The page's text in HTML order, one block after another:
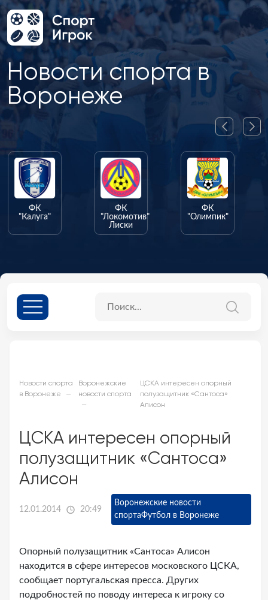
Новости спорта в
Воронеже
ФК
"Калуга"
ФК
"Локомотив"
Лиски
ФК
"Олимпик"
Новости спорта
в Воронеже
Воронежские
новости спорта
ЦСКА интересен опорный
полузащитник «Сантоса»
Алисон
ЦСКА интересен опорный
полузащитник «Сантоса»
Алисон
12.01.2014 20:49
Воронежские новости
спортаФутбол в Воронеже
Опорный полузащитник «Сантоса» Алисон
находится в сфере интересов московского ЦСКА,
сообщает португальская пресса. Других
подробностей по поводу интереса к игроку со